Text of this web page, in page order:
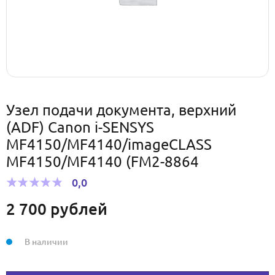
Узел подачи документа, верхний
(ADF) Canon i-SENSYS
MF4150/MF4140/imageCLASS
MF4150/MF4140 (FM2-8864
0,0
2 700 рублей
В наличии